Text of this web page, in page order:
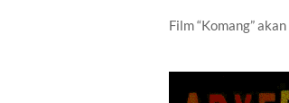
Film “Komang”